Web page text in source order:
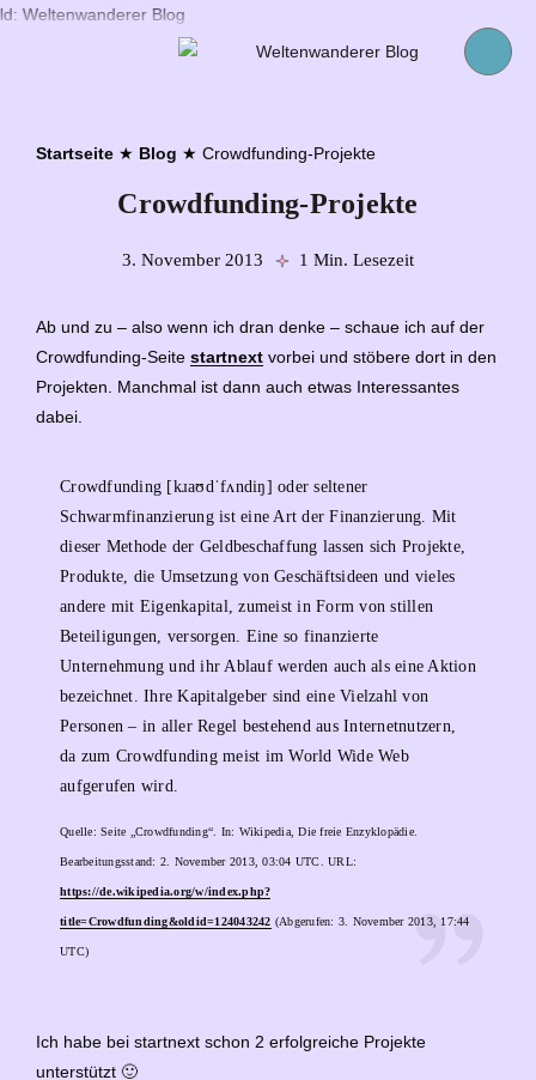
Startseite ★ Blog ★ Crowdfunding-Projekte
Crowdfunding-Projekte
3. November 2013 1 Min. Lesezeit
Ab und zu – also wenn ich dran denke – schaue ich auf der
Crowdfunding-Seite startnext vorbei und stöbere dort in den
Projekten. Manchmal ist dann auch etwas Interessantes
dabei.
Crowdfunding [kɹaʊdˈfʌndiŋ] oder seltener
Schwarmfinanzierung ist eine Art der Finanzierung. Mit
dieser Methode der Geldbeschaffung lassen sich Projekte,
Produkte, die Umsetzung von Geschäftsideen und vieles
andere mit Eigenkapital, zumeist in Form von stillen
Beteiligungen, versorgen. Eine so finanzierte
Unternehmung und ihr Ablauf werden auch als eine Aktion
bezeichnet. Ihre Kapitalgeber sind eine Vielzahl von
Personen – in aller Regel bestehend aus Internetnutzern,
da zum Crowdfunding meist im World Wide Web
aufgerufen wird.
Quelle: Seite „Crowdfunding“. In: Wikipedia, Die freie Enzyklopädie.
Bearbeitungsstand: 2. November 2013, 03:04 UTC. URL:
https://de.wikipedia.org/w/index.php?
title=Crowdfunding&oldid=124043242 (Abgerufen: 3. November 2013, 17:44
UTC)
Ich habe bei startnext schon 2 erfolgreiche Projekte
unterstützt 🙂